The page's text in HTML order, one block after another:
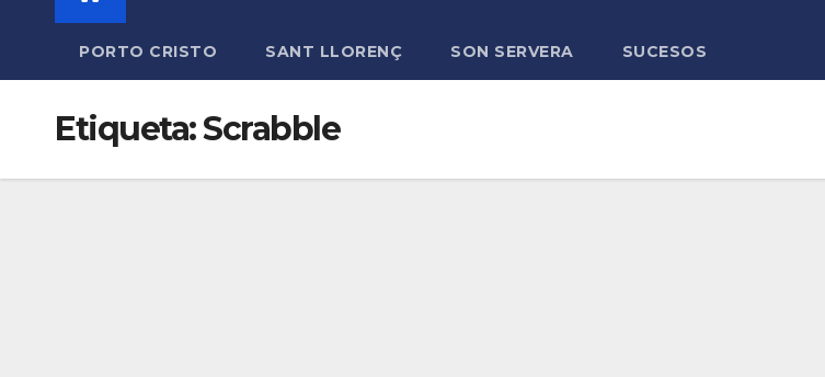
PORTO CRISTO SANT LLORENÇ SON SERVERA SUCESOS
Etiqueta:Scrabble